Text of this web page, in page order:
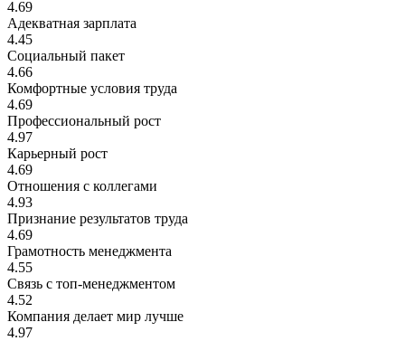
4.69
Адекватная зарплата
4.45
Социальный пакет
4.66
Комфортные условия труда
4.69
Профессиональный рост
4.97
Карьерный рост
4.69
Отношения с коллегами
4.93
Признание результатов труда
4.69
Грамотность менеджмента
4.55
Связь с топ-менеджментом
4.52
Компания делает мир лучше
4.97